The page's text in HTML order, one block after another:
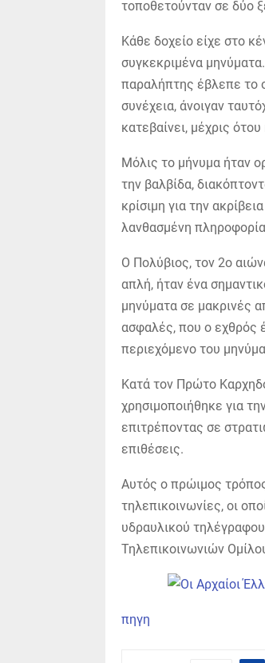
τοποθετούνταν σε δύο
Κάθε δοχείο είχε στο
συγκεκριμένα
παραλήπτης έβλεπε το
συνέχεια, άνοιγαν
κατεβαίνει, μέχρις
Μόλις το μήνυμα ήταν
την βαλβίδα,
κρίσιμη για την
λανθασμένη
Ο Πολύβιος, τον 2ο
απλή, ήταν ένα
μηνύματα σε μακρινές
ασφαλές, που ο εχθρός
περιεχόμενο του
Κατά τον Πρώτο
χρησιμοποιήθηκε για
επιτρέποντας σε
επιθέσεις.
Αυτός ο πρώιμος τρόπος
τηλεπικοινωνίες, οι
υδραυλικού
Τηλεπικοινωνιών
πηγη